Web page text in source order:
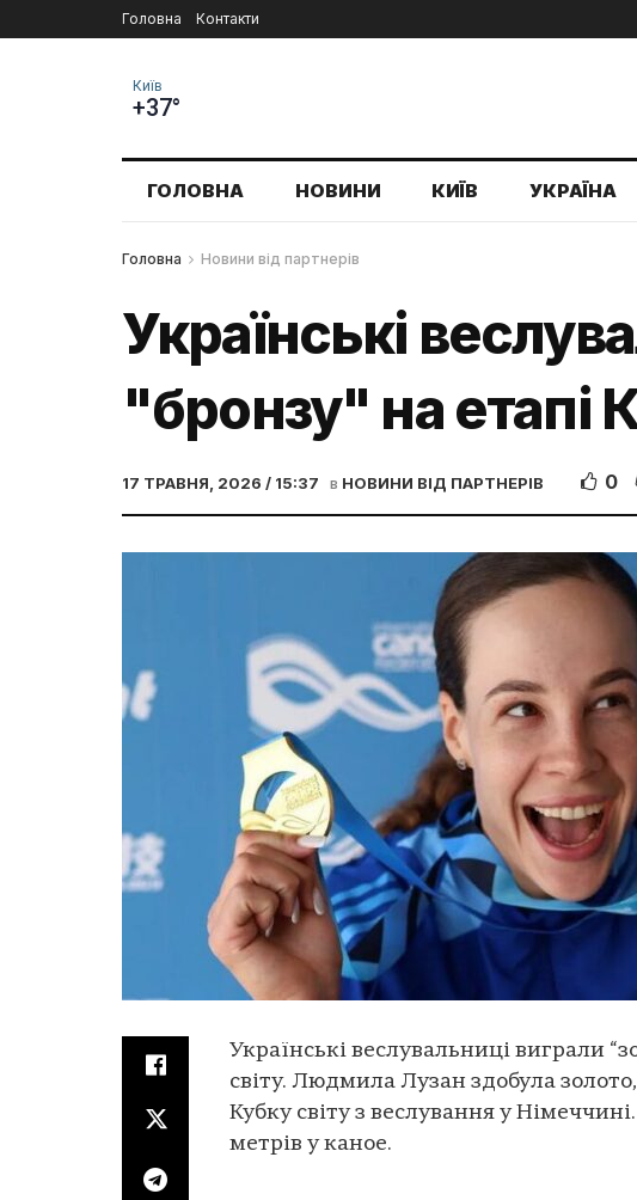
Головна Контакти
Київ
+37°
ГОЛОВНА НОВИНИ КИЇВ УКРАЇНА
Головна Новини від партнерів
Українські
"бронзу" на етапі
17 ТРАВНЯ, 2026 / 15:37 в НОВИНИ ВІД ПАРТНЕРІВ 0
Українські веслувальниці виграли
світу. Людмила Лузан здобула
Кубку світу з веслування у
метрів у каное.